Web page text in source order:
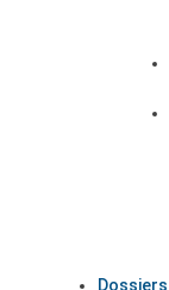
Dossiers